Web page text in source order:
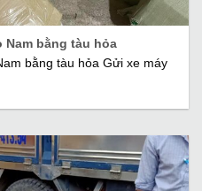
Nam bằng tàu hỏa
bằng tàu hỏa Gửi xe máy